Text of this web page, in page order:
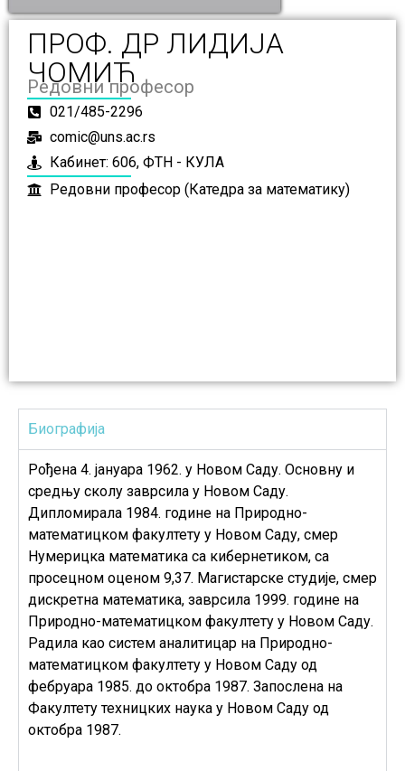
ПРОФ. ДР ЛИДИЈА
ЧОМИЋ
Редовни професор
021/485-2296
comic@uns.ac.rs
Кабинет: 606, ФТН - КУЛА
Редовни професор (Катедра за математику)
Биографија
Рођена 4. јануара 1962. у Новом Саду. Основну и
средњу сколу заврсила у Новом Саду.
Дипломирала 1984. године на Природно-
математицком факултету у Новом Саду, смер
Нумерицка математика са кибернетиком, са
просецном оценом 9,37. Магистарске студије, смер
дискретна математика, заврсила 1999. године на
Природно-математицком факултету у Новом Саду.
Радила као систем аналитицар на Природно-
математицком факултету у Новом Саду од
фебруара 1985. до октобра 1987. Запослена на
Факултету техницких наука у Новом Саду од
октобра 1987.